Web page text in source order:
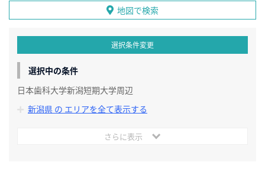
地図で検索
選択条件変更
選択中の条件
日本歯科大学新潟短期大学周辺
新潟県 の エリアを全て表示する
さらに表示